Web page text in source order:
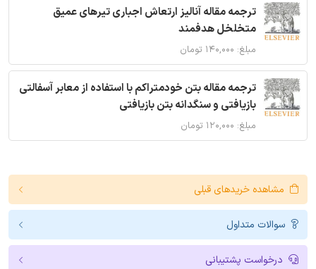
ترجمه مقاله آنالیز ارتعاش اجباری تیرهای عمیق
متخلخل هدفمند
مبلغ: ۱۴۰,۰۰۰ تومان
ترجمه مقاله بتن خودمتراکم با استفاده از معابر آسفالتی
بازیافتی و سنگدانه بتن بازیافتی
مبلغ: ۱۲۰,۰۰۰ تومان
مشاهده خریدهای قبلی
سوالات متداول
درخواست پشتیبانی